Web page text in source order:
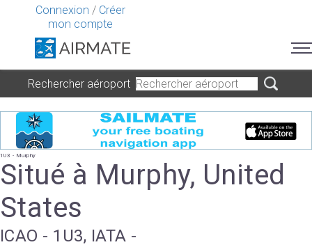
Connexion / Créer
mon compte
Rechercher aéroport
1U3 - Murphy
Situé à Murphy, United
States
ICAO - 1U3, IATA -